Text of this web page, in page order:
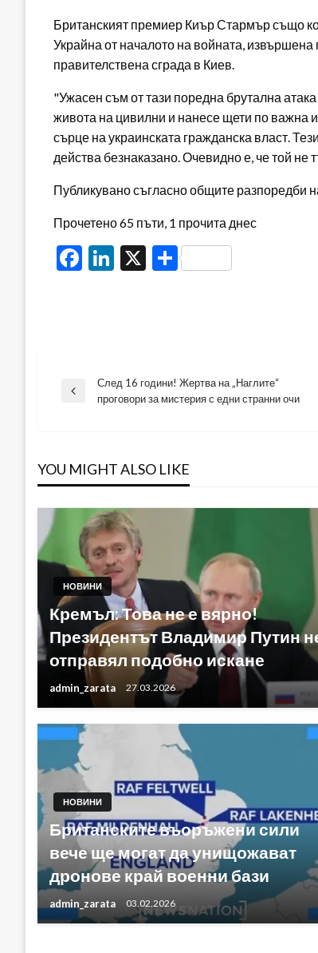
Британският премиер Киър Стармър също
Украйна от началото на войната,
правителствена сграда в Киев.
"Ужасен съм от тази поредна брутална
живота на цивилни и нанесе щети по важна
сърце на украинската гражданска власт.
действа безнаказано. Очевидно е, че той не
Публикувано съгласно общите
Прочетено 65 пъти, 1 прочита днес
Facebook
LinkedIn
X Share
Навигация
Previous
След 16 години! Жертва на „Наглите“
проговори за мистерия с едни странни очи
YOU MIGHT ALSO LIKE
НОВИНИ
Кремъл: Това не е вярно!
Президентът Владимир Путин
отправял подобно искане
admin_zarata 27.03.2026
НОВИНИ
Британските въоръжени сили
вече ще могат да унищожават
дронове край военни бази
admin_zarata 03.02.2026